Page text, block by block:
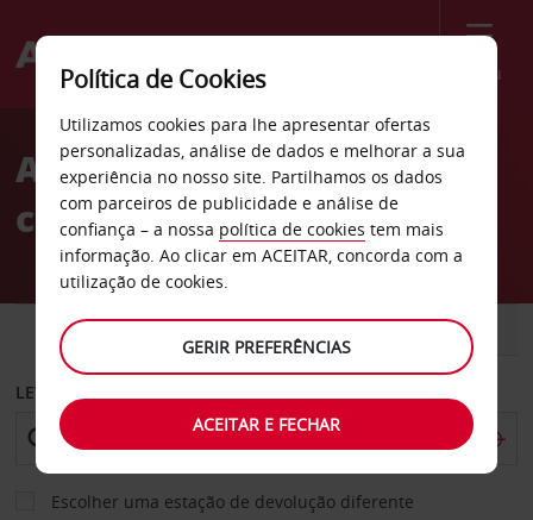
Menu
Welcome
AvisAluguer de
carros Ridgewood
CARRO COMERCIAIS
LEVANTAR EM
Escolher uma estação de devolução diferente
Política de Cookies
Utilizamos cookies para lhe apresentar ofertas
personalizadas, análise de dados e melhorar a sua
experiência no nosso site. Partilhamos os dados
com parceiros de publicidade e análise de
confiança – a nossa política de cookies tem mais
informação. Ao clicar em ACEITAR, concorda com a
utilização de cookies.
GERIR PREFERÊNCIAS
ACEITAR E FECHAR